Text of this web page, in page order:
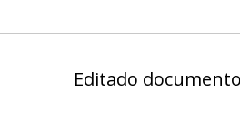
Editado